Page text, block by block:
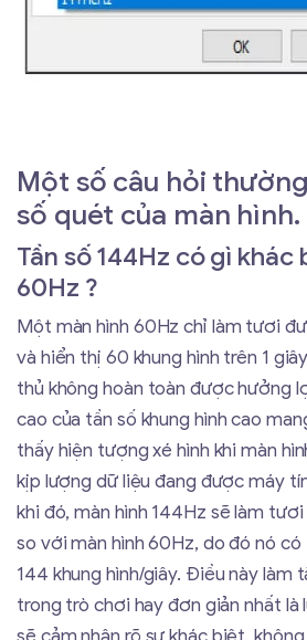
Một số câu hỏi
số quét của màn hình.
Tần số 144Hz có gì khác
60Hz ?
Một màn hình 60Hz chỉ làm tươi
và hiển thị 60 khung hình trên 1
thủ không hoàn toàn được hưởng
cao của tần số khung hình cao
thấy hiện tượng xé hình khi màn
kịp lượng dữ liệu đang được máy
khi đó, màn hình 144Hz sẽ làm tươi
so với màn hình 60Hz, do đó nó
144 khung hình/giây. Điều này làm
trong trò chơi hay đơn giản nhất